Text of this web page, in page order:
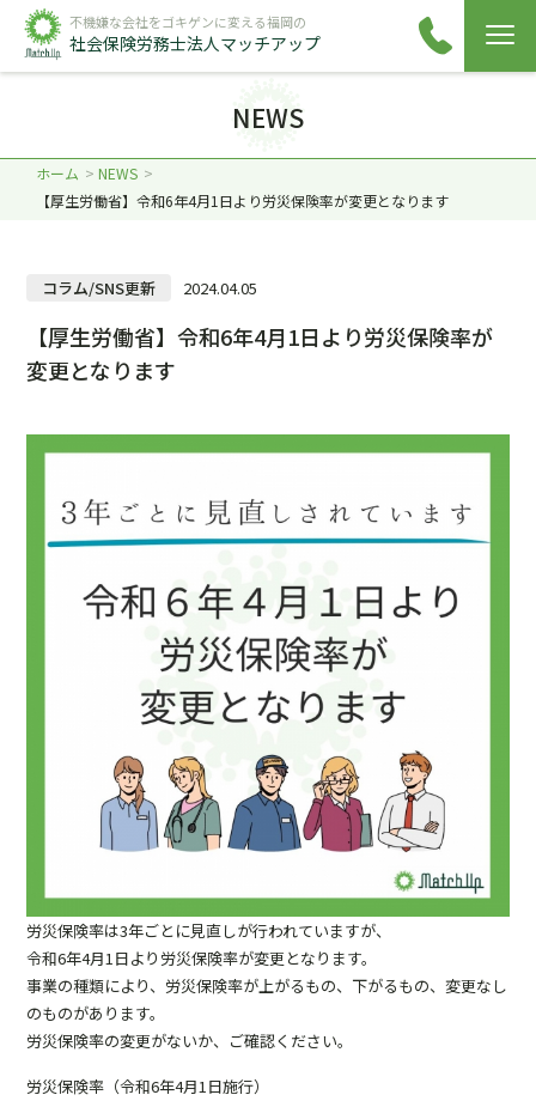
不機嫌な会社をゴキゲンに変える福岡の
社会保険労務士法人マッチアップ
NEWS
ホーム
NEWS
【厚生労働省】令和6年4月1日より労災保険率が変更となります
コラム/SNS更新 2024.04.05
【厚生労働省】令和6年4月1日より労災保険率が
変更となります
労災保険率は3年ごとに見直しが行われていますが、
令和6年4月1日より労災保険率が変更となります。
事業の種類により、労災保険率が上がるもの、下がるもの、変更なし
のものがあります。
労災保険率の変更がないか、ご確認ください。
労災保険率（令和6年4月1日施行）